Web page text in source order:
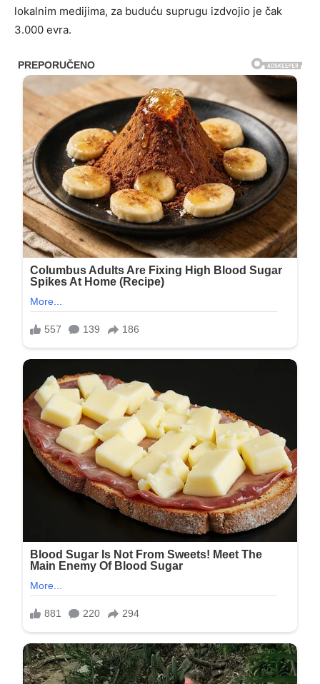
lokalnim medijima, za buduću suprugu izdvojio je čak
3.000 evra.